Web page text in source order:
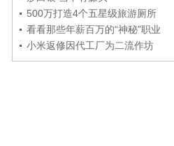
500万打造4个五星级旅游厕所
看看那些年薪百万的“神秘”职业
小米返修因代工厂为二流作坊